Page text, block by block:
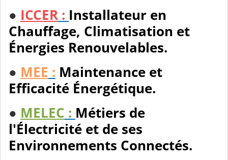
● ICCER : Installateur en
Chauffage, Climatisation et
Énergies Renouvelables.
● MEE : Maintenance et
Efficacité Énergétique.
● MELEC : Métiers de
l'Électricité et de ses
Environnements Connectés.